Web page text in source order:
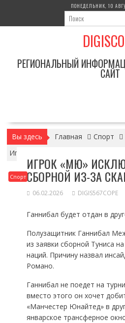
содержимому
ПОНЕДЕЛЬНИК, 10
РЕГИОНАЛЬНЫЙ
САЙТ
Вы здесь Главная
Спорт
Игрок «МЮ» исключён из сборной
Спорт
ИГРОК «МЮ»
СБОРНОЙ ИЗ-ЗА
06.02.2026 DIGIS567COPE
Ганнибал будет отдан в
Полузащитник Ганнибал
из заявки сборной Туниса
наций. Причину назвал
Романо.
Ганнибал не поедет на
вместо этого он хочет
«Манчестер Юнайтед» в
январское трансферное